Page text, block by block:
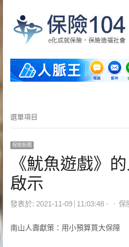
選
項
目
選單項目
保險新聞
《魷魚遊戲》
啟示
發表於: 2021-11-09 11:03:48 保
南山人壽獻策：用小預算買大保障